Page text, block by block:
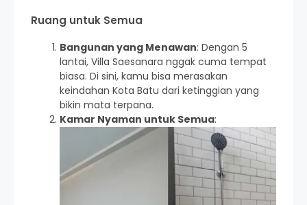
Ruang untuk Semua
Bangunan yang Menawan: Dengan 5
lantai, Villa Saesanara nggak cuma tempat
biasa. Di sini, kamu bisa merasakan
keindahan Kota Batu dari ketinggian yang
bikin mata terpana.
Kamar Nyaman untuk Semua: